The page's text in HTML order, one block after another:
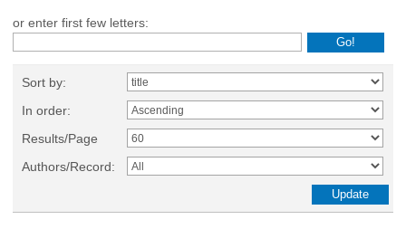
or enter first few letters:
Sort by:
In order:
Results/Page
Authors/Record: